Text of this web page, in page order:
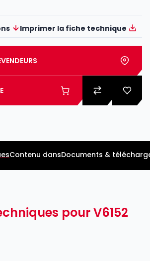
Imprimer la fiche technique
Contenu dansDocuments &
pour V6152